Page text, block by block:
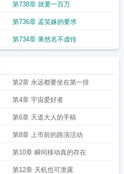
第738章 就要一百万
第736章 孟笑姝的要求
第734章 果然名不虚传
第2章 永远都要坐在第一排
第4章 宇宙爱好者
第6章 天道大人的手稿
第8章 上市前的路演活动
第10章 瞬间移动真的存在
第12章 天机也可泄露